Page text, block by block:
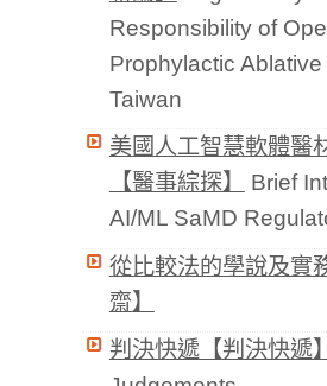
Responsibility of
Prophylactic
Taiwan
美國人工智慧軟體醫
【醫事綜探】
Brief
AI/ML SaMD
從比較法的學說及實
齋】
判決快遞【判決快遞】